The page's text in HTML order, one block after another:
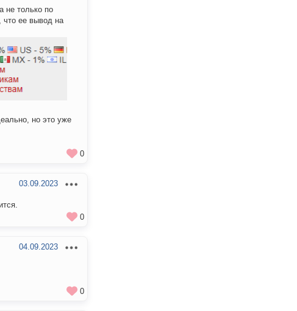
не только по
что ее вывод на
но это уже
0
03.09.2023
0
04.09.2023
0